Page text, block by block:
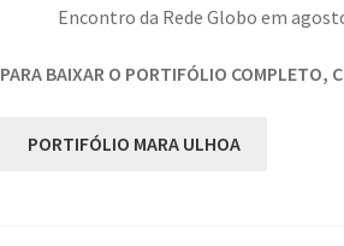
Encontro da Rede Globo em
PARA BAIXAR O PORTIFÓLIO COMPLETO,
PORTIFÓLIO MARA ULHOA